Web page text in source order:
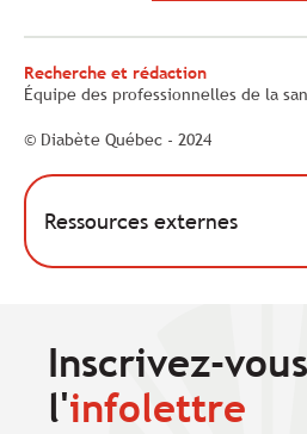
Recherche et rédaction
Équipe des professionnelles de la
© Diabète Québec - 2024
Ressources externes
Inscrivez-
l'infolettre